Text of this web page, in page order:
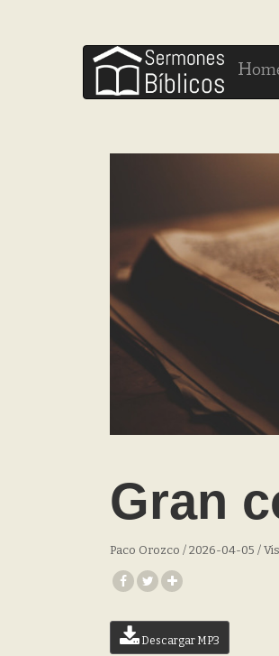
H
Gran
Paco Orozco / 2026-04-05 /
Descargar MP3